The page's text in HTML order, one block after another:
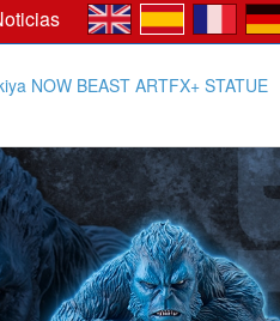
en es de
NOW BEAST ARTFX+ STATUE